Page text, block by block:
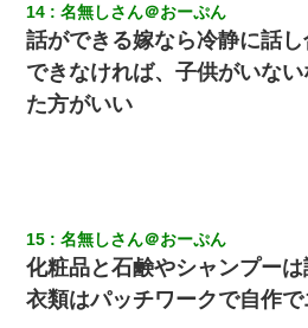
夫の友達がBBQを定期的に開催して
女性側のリーダーみたいな人に「
われて…
この母親は娘の黒歴史を掘り出さな
妊娠中に「おいこのブタ女！てめー席
真似された。泣きながら夫に話すと
14 名無しさん＠おーぷん
話ができる嫁なら冷静に話し
できなければ、子供がいな
た方がいい
15 名無しさん＠おーぷん
化粧品と石鹸やシャンプー
衣類はパッチワークで自作で